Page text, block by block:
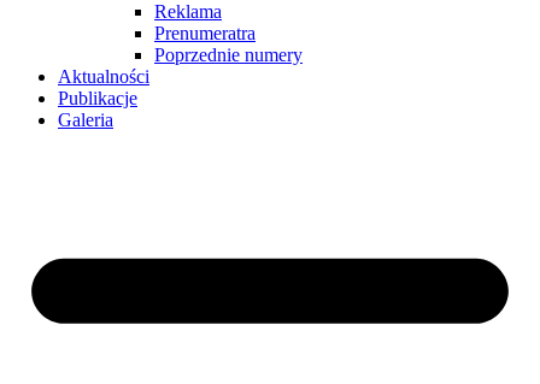
Reklama
Prenumeratra
Poprzednie numery
Aktualności
Publikacje
Galeria